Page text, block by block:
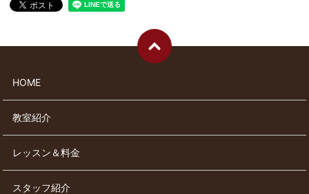
HOME
教室紹介
レッスン＆料金
スタッフ紹介